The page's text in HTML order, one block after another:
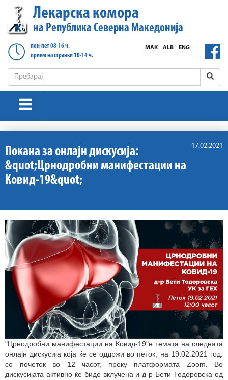
Лекарска комора
на Република Северна Македонија
пон-пет 08-16 ч.
прием на странки 10-14 ч.
ENG
ALB
МАК
17.02.2021
Покана за онлајн дискусија:
&quot;Црнодробни манифестации на
Ковид-19&quot;
"Црнодробни манифестации на Ковид-19"е темата на следната
онлајн дискусија која ќе се оддржи во петок, на 19.02.2021 год.
со почеток во 12 часот, преку платформата Zoom. Во
дискусијата активно ќе биде вклучена и д-р Бети Тодоровска од